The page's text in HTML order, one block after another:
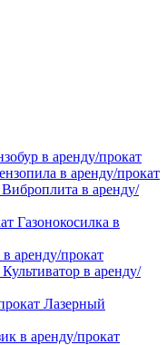
в аренду/прокат
в аренду/прокат
Виброплита в аренду/
Газонокосилка в
аренду/прокат
Культиватор в аренду/
Лазерный
в аренду/прокат